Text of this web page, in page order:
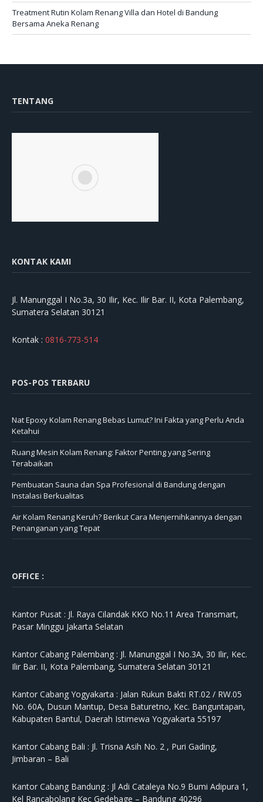
Treatment Rutin Kolam Renang Villa dan Hotel di Bandung
Bersama Aneka Renang
TENTANG
KONTAK KAMI
Jl. Manunggal I No.3a, 30 Ilir, Kec. Ilir Bar. II, Kota Palembang,
Sumatera Selatan 30121
Kontak : 0816-773-514
POS-POS TERBARU
Nat Epoxy Kolam Renang Bebas Lumut? Ini Fakta yang Perlu Anda
Ketahui
Ruang Mesin Kolam Renang: Faktor Penting yang Sering
Terabaikan
Pembuatan Sauna dan Spa Profesional di Bandung dengan
Instalasi Berkualitas
Air Kolam Renang Keruh? Berikut Cara Menjernihkannya dengan
Penanganan yang Tepat
OFFICE :
Kantor Pusat : Jl. Raya Cilandak KKO No.11 Area Transmart,
Pasar Minggu Jakarta Selatan
Kantor Cabang Palembang : Jl. Manunggal I No.3A, 30 Ilir, Kec.
Ilir Bar. II, Kota Palembang, Sumatera Selatan 30121
Kantor Cabang Yogyakarta : Jalan Rukun Bakti RT.02 / RW.05
No. 60A, Dusun Mantup, Desa Baturetno, Kec. Banguntapan,
Kabupaten Bantul, Daerah Istimewa Yogyakarta 55197
Kantor Cabang Bali : Jl. Trisna Asih No. 2 , Puri Gading,
Jimbaran – Bali
Kantor Cabang Bandung : Jl Adi Cataleya No.9 Bumi Adipura 1,
Kel Rancabolang Kec Gedebage – Bandung 40296